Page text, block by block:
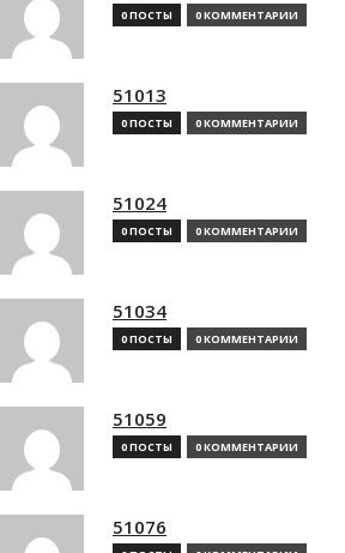
0 ПОСТЫ 0 КОММЕНТАРИИ
51013
0 ПОСТЫ 0 КОММЕНТАРИИ
51024
0 ПОСТЫ 0 КОММЕНТАРИИ
51034
0 ПОСТЫ 0 КОММЕНТАРИИ
51059
0 ПОСТЫ 0 КОММЕНТАРИИ
51076